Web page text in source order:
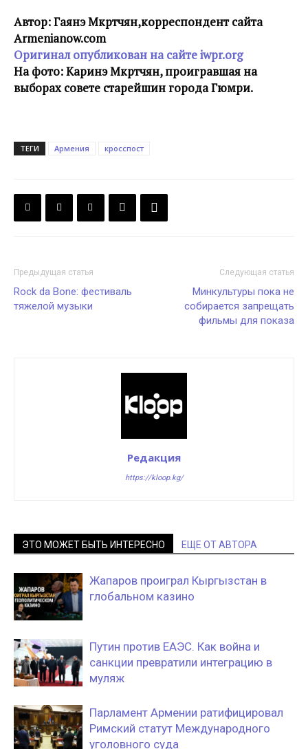
Автор: Гаянэ Мкртчян,корреспондент сайта
Armenianow.com
Оригинал опубликован на сайте iwpr.org
На фото: Каринэ Мкртчян, проигравшая на
выборах совете старейшин города Гюмри.
ТЕГИ Армения кросспост
Предыдущая статья
Rock da Bone: фестиваль
тяжелой музыки
Следующая статья
Минкультуры пока не
собирается запрещать
фильмы для показа
Редакция
https://kloop.kg/
ЭТО МОЖЕТ БЫТЬ ИНТЕРЕСНО ЕЩЕ ОТ АВТОРА
Жапаров проиграл Кыргызстан в
глобальном казино
Путин против ЕАЭС. Как война и
санкции превратили интеграцию в
муляж
Парламент Армении ратифицировал
Римский статут Международного
уголовного суда